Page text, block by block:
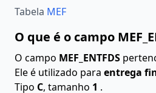
Tabela MEF
O que é o campo
O campo MEF_ENTFDS
Ele é utilizado para entrega
Tipo C, tamanho 1 .